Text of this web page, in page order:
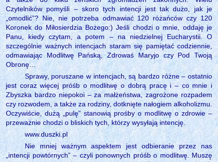
Czytelników pomyśli – skoro tych intencji jest tak dużo, jak je
„omodlić”? Nie, nie potrzeba odmawiać 120 różańców czy 120
Koronek do Miłosierdzia Bożego:) Jeśli chodzi o mnie, oddaję je
Panu, kiedy czytam, a potem – na niedzielnej Eucharystii. O
szczególnie ważnych intencjach staram się pamiętać codziennie,
odmawiając Modlitwę Pańską, Zdrowaś Maryjo czy Pod Twoją
Obronę…
Sprawy, poruszane w intencjach, są bardzo różne – ostatnio
jest coraz więcej próśb o modlitwę o dobrą pracę i – co mnie i
Zbyszka bardzo niepokoi – za małżeństwa, zagrożone rozpadem
czy rozwodem, a także za rodziny, dotknięte nałogiem alkoholizmu.
Oczywiście, dużą „pulę” stanowią prośby o modlitwę o zdrowie –
przeważnie chodzi o bliskich tych, którzy wysyłają intencję.
www.duszki.pl
Nie mniej ważnym aspektem jest odbieranie przez nas
„intencji powtórnych” – czyli ponownych próśb o modlitwę. Muszę